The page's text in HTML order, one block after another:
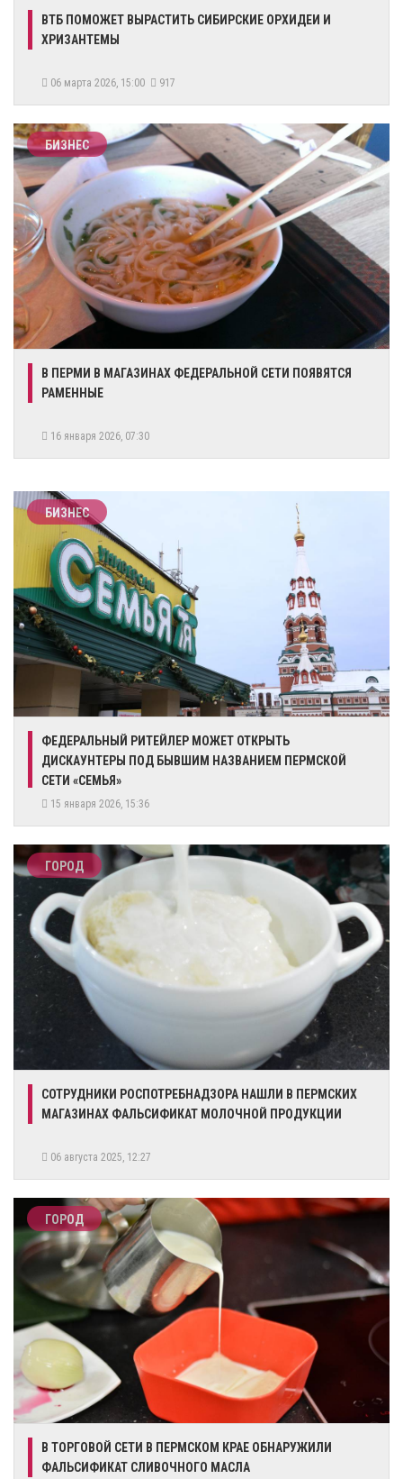
ВТБ ПОМОЖЕТ ВЫРАСТИТЬ СИБИРСКИЕ ОРХИДЕИ И
ХРИЗАНТЕМЫ
06 марта 2026, 15:00 917
БИЗНЕС
В ПЕРМИ В МАГАЗИНАХ ФЕДЕРАЛЬНОЙ СЕТИ ПОЯВЯТСЯ
РАМЕННЫЕ
16 января 2026, 07:30
БИЗНЕС
​ФЕДЕРАЛЬНЫЙ РИТЕЙЛЕР МОЖЕТ ОТКРЫТЬ
ДИСКАУНТЕРЫ ПОД БЫВШИМ НАЗВАНИЕМ ПЕРМСКОЙ
СЕТИ «СЕМЬЯ»
15 января 2026, 15:36
ГОРОД
​СОТРУДНИКИ РОСПОТРЕБНАДЗОРА НАШЛИ В ПЕРМСКИХ
МАГАЗИНАХ ФАЛЬСИФИКАТ МОЛОЧНОЙ ПРОДУКЦИИ
06 августа 2025, 12:27
ГОРОД
В ТОРГОВОЙ СЕТИ В ПЕРМСКОМ КРАЕ ОБНАРУЖИЛИ
ФАЛЬСИФИКАТ СЛИВОЧНОГО МАСЛА